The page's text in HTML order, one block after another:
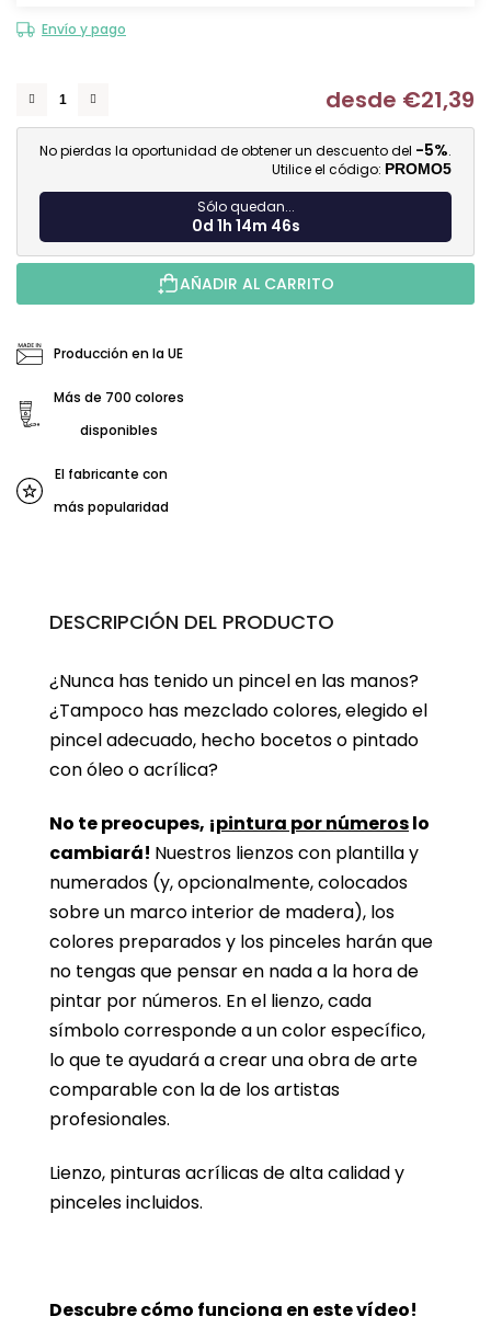
Envío y pago
desde €21,39
No pierdas la oportunidad de obtener un descuento del -5%.
Utilice el código: PROMO5
Sólo quedan...
0d 1h 14m 46s
AÑADIR AL CARRITO
Producción en la UE
Más de 700 colores
disponibles
El fabricante con
más popularidad
DESCRIPCIÓN DEL PRODUCTO
¿Nunca has tenido un pincel en las manos?
¿Tampoco has mezclado colores, elegido el
pincel adecuado, hecho bocetos o pintado
con óleo o acrílica?
No te preocupes, ¡pintura por númeroslo
cambiará! Nuestros lienzos con plantilla y
numerados (y, opcionalmente, colocados
sobre un marco interior de madera), los
colores preparados y los pinceles harán que
no tengas que pensar en nada a la hora de
pintar por números. En el lienzo, cada
símbolo corresponde a un color específico,
lo que te ayudará a crear una obra de arte
comparable con la de los artistas
profesionales.
Lienzo, pinturas acrílicas de alta calidad y
pinceles incluidos.
Descubre cómo funciona en este vídeo!